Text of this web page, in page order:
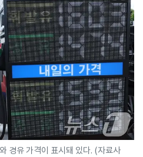
경유 가격이 표시돼 있다. (자료사